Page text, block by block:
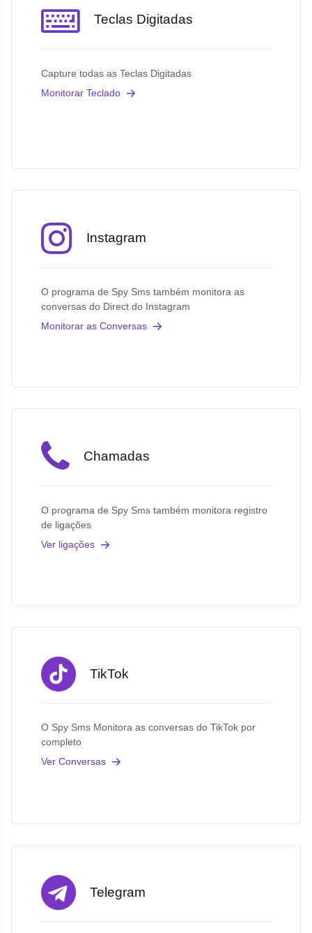
Teclas Digitadas
Capture todas as Teclas Digitadas
Monitorar Teclado
Instagram
O programa de Spy Sms também monitora as
conversas do Direct do Instagram
Monitorar as Conversas
Chamadas
O programa de Spy Sms também monitora registro
de ligações
Ver ligações
TikTok
O Spy Sms Monitora as conversas do TikTok por
completo
Ver Conversas
Telegram